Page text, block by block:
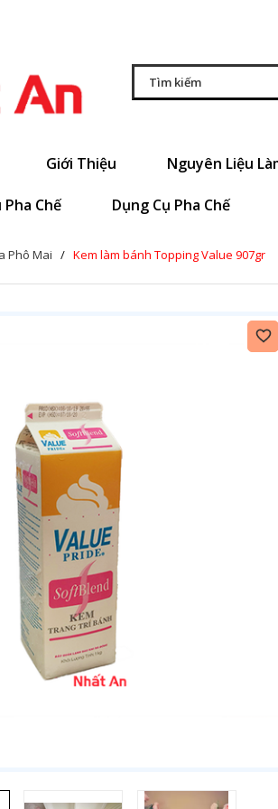
Giới Thiệu Nguyên Liệu
Chế Dụng Cụ Pha Chế
Phô Mai / Kem làm bánh Topping Value 907gr